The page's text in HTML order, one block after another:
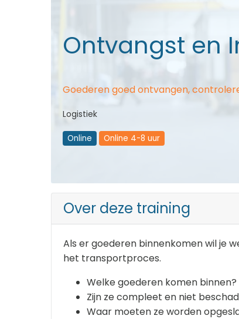
Ontvangst en
Goederen goed ontvangen,
Logistiek
Online Online 4-8 uur
Over deze training
Als er goederen binnenkomen wil je
het transportproces.
Welke goederen komen binnen?
Zijn ze compleet en niet
Waar moeten ze worden